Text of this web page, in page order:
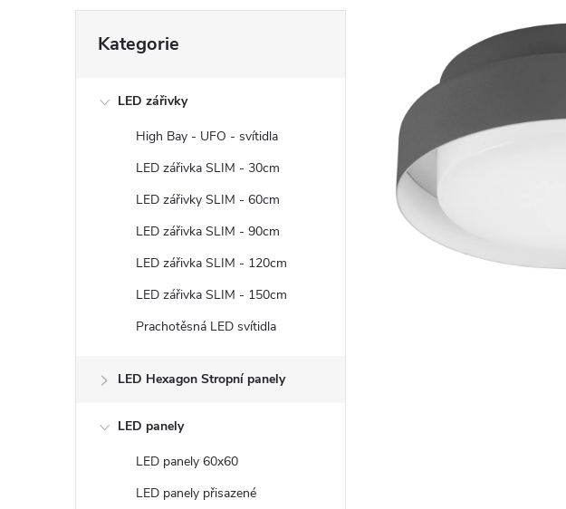
kategorie
Kategorie
LED zářivky
High Bay - UFO - svítidla
LED zářivka SLIM - 30cm
LED zářivky SLIM - 60cm
LED zářivka SLIM - 90cm
LED zářivka SLIM - 120cm
LED zářivka SLIM - 150cm
Prachotěsná LED svítidla
LED Hexagon Stropní panely
LED panely
LED panely 60x60
LED panely přisazené